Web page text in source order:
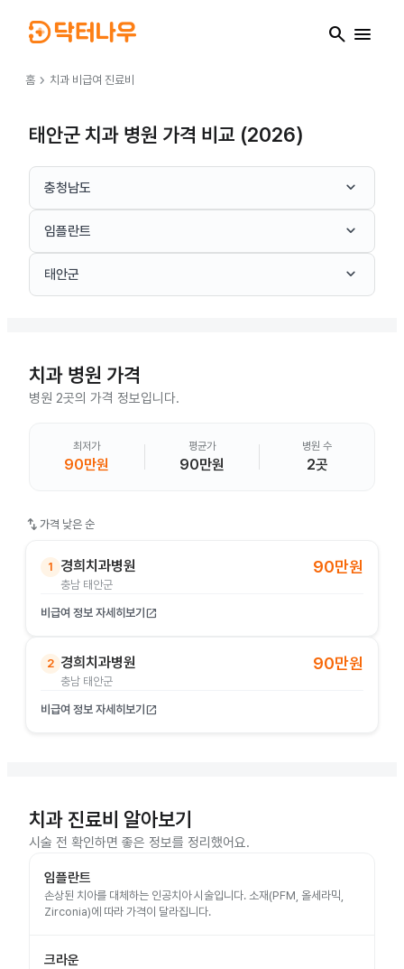
search menu
홈 chevron_right 치과 비급여 진료비
태안군 치과 병원 가격 비교 (2026)
충청남도 keyboard_arrow_down
임플란트 keyboard_arrow_down
태안군 keyboard_arrow_down
치과 병원 가격
병원 2곳의 가격 정보입니다.
최저가
90만원
평균가
90만원
병원 수
2곳
swap_vert 가격 낮은 순
1 경희치과병원
충남 태안군
90만원
비급여 정보 자세히보기 open_in_new
2 경희치과병원
충남 태안군
90만원
비급여 정보 자세히보기 open_in_new
치과 진료비 알아보기
시술 전 확인하면 좋은 정보를 정리했어요.
임플란트
손상된 치아를 대체하는 인공치아 시술입니다. 소재(PFM, 올세라믹,
Zirconia)에 따라 가격이 달라집니다.
크라운